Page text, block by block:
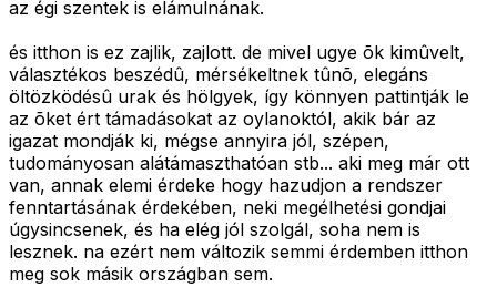
az égi szentek is elámulnának.
és itthon is ez zajlik, zajlott. de mivel ugye õk kimûvelt,
választékos beszédû, mérsékeltnek tûnõ, elegáns
öltözködésû urak és hölgyek, így könnyen pattintják le
az õket ért támadásokat az oylanoktól, akik bár az
igazat mondják ki, mégse annyira jól, szépen,
tudományosan alátámaszthatóan stb... aki meg már ott
van, annak elemi érdeke hogy hazudjon a rendszer
fenntartásának érdekében, neki megélhetési gondjai
úgysincsenek, és ha elég jól szolgál, soha nem is
lesznek. na ezért nem változik semmi érdemben itthon
meg sok másik országban sem.